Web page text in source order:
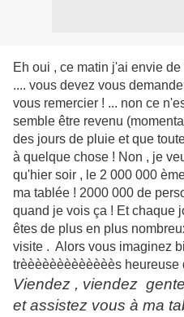
Eh oui , ce matin j'ai envie
.... vous devez vous
vous remercier ! ... non ce
semble être revenu
des jours de pluie et que
à quelque chose ! Non , je
qu'hier soir , le 2 000 000
ma tablée ! 2000 000 de
quand je vois ça ! Et chaque
êtes de plus en plus
visite . Alors vous imaginez
trèèèèèèèèèèèèès heureuse
Viendez , viendez
et assistez vous à ma